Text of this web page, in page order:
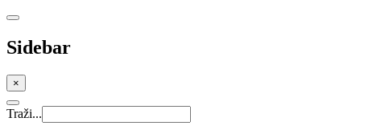
Sidebar
×
Traži...